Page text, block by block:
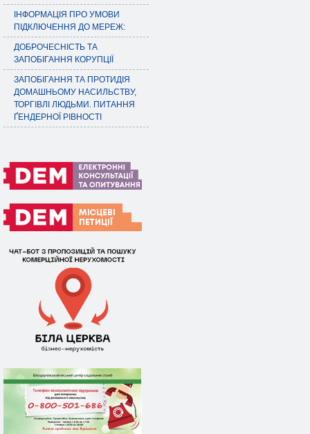
ІНФОРМАЦІЯ ПРО УМОВИ
ПІДКЛЮЧЕННЯ ДО МЕРЕЖ:
ДОБРОЧЕСНІСТЬ ТА
ЗАПОБІГАННЯ КОРУПЦІЇ
ЗАПОБІГАННЯ ТА ПРОТИДІЯ
ДОМАШНЬОМУ НАСИЛЬСТВУ,
ТОРГІВЛІ ЛЮДЬМИ. ПИТАННЯ
ҐЕНДЕРНОЇ РІВНОСТІ